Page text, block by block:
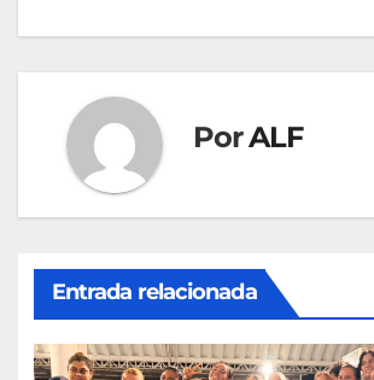
entradas
PorALF
Entrada relacionada